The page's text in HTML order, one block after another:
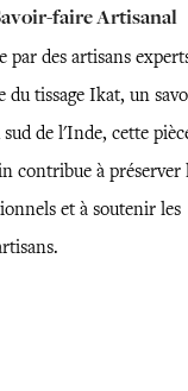
faire Artisanal
par des artisans
du tissage Ikat, un
de l'Inde, cette
contribue à préserver
et à soutenir les